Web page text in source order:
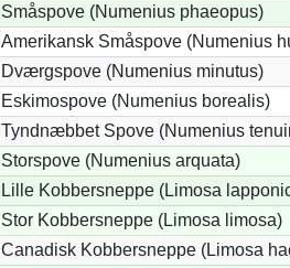
Småspove (Numenius phaeopus)
Amerikansk Småspove (Numenius
Dværgspove (Numenius minutus)
Eskimospove (Numenius borealis)
Tyndnæbbet Spove (Numenius
Storspove (Numenius arquata)
Lille Kobbersneppe (Limosa
Stor Kobbersneppe (Limosa limosa)
Canadisk Kobbersneppe (Limosa